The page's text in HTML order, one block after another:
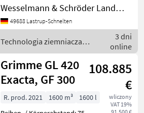
Hydraulikmotor pro Reihe),
, einschl. MDA-Rechner mit
Hydraulikblock, inkl.:, -
Störmelder, - Elek
Wesselmann & Schröder Landmaschinen Lastrup-Schnelten
49688 Lastrup-Schnelten
Technologia ziemniaczana
/ Grimme
3 dni
online
Grimme GL 420
Exacta, GF 300
108.885
€
wliczony
VAT 19%
R. prod. 2021 1600 m³
1600 l